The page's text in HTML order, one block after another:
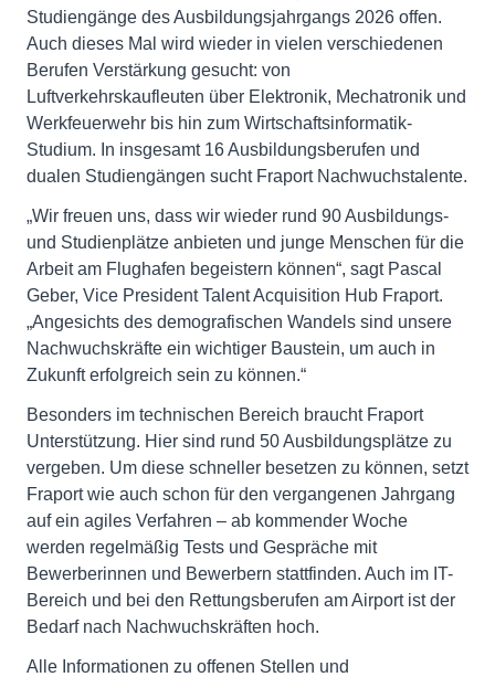
Studiengänge des Ausbildungsjahrgangs 2026 offen.
Auch dieses Mal wird wieder in vielen verschiedenen
Berufen Verstärkung gesucht: von
Luftverkehrskaufleuten über Elektronik, Mechatronik und
Werkfeuerwehr bis hin zum Wirtschaftsinformatik-
Studium. In insgesamt 16 Ausbildungsberufen und
dualen Studiengängen sucht Fraport Nachwuchstalente.
„Wir freuen uns, dass wir wieder rund 90 Ausbildungs-
und Studienplätze anbieten und junge Menschen für die
Arbeit am Flughafen begeistern können“, sagt Pascal
Geber, Vice President Talent Acquisition Hub Fraport.
„Angesichts des demografischen Wandels sind unsere
Nachwuchskräfte ein wichtiger Baustein, um auch in
Zukunft erfolgreich sein zu können.“
Besonders im technischen Bereich braucht Fraport
Unterstützung. Hier sind rund 50 Ausbildungsplätze zu
vergeben. Um diese schneller besetzen zu können, setzt
Fraport wie auch schon für den vergangenen Jahrgang
auf ein agiles Verfahren – ab kommender Woche
werden regelmäßig Tests und Gespräche mit
Bewerberinnen und Bewerbern stattfinden. Auch im IT-
Bereich und bei den Rettungsberufen am Airport ist der
Bedarf nach Nachwuchskräften hoch.
Alle Informationen zu offenen Stellen und